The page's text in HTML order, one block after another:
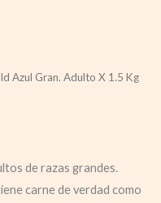
Azul Gran. Adulto X 1.5 Kg
de razas grandes.
carne de verdad como